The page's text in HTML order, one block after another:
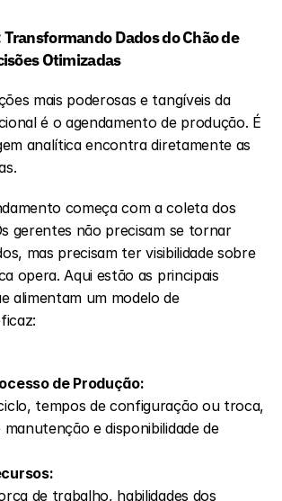
Dados do Chão de
Otimizadas
mais poderosas e tangíveis da
é o agendamento de produção. É
analítica encontra diretamente as
começa com a coleta dos
gerentes não precisam se tornar
mas precisam ter visibilidade sobre
opera. Aqui estão as principais
alimentam um modelo de
de Produção:
e disponibilidade de